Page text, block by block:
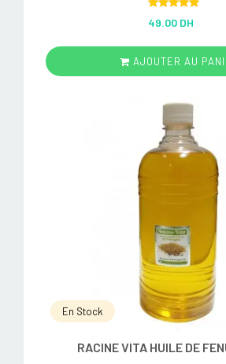
out of 5
49.00 DH
AJOUTER AU
En Stock
RACINE VITA HUILE DE